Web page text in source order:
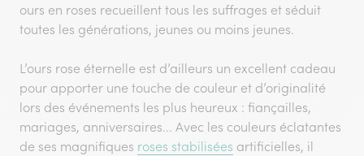
ours en roses recueillent tous les suffrages et séduit
toutes les générations, jeunes ou moins jeunes.
L’ours rose éternelle est d’ailleurs un excellent cadeau
pour apporter une touche de couleur et d’originalité
lors des événements les plus heureux : fiançailles,
mariages, anniversaires... Avec les couleurs éclatantes
de ses magnifiques roses stabilisées artificielles, il